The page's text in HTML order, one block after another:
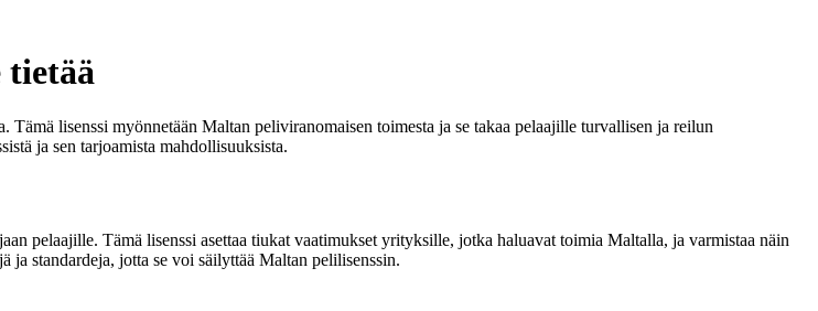
lisenssi myönnetään Maltan peliviranomaisen toimesta ja se takaa pelaajille turvallisen ja reilun
ja sen tarjoamista mahdollisuuksista.
pelaajille. Tämä lisenssi asettaa tiukat vaatimukset yrityksille, jotka haluavat toimia Maltalla, ja varmistaa näin
standardeja, jotta se voi säilyttää Maltan pelilisenssin.